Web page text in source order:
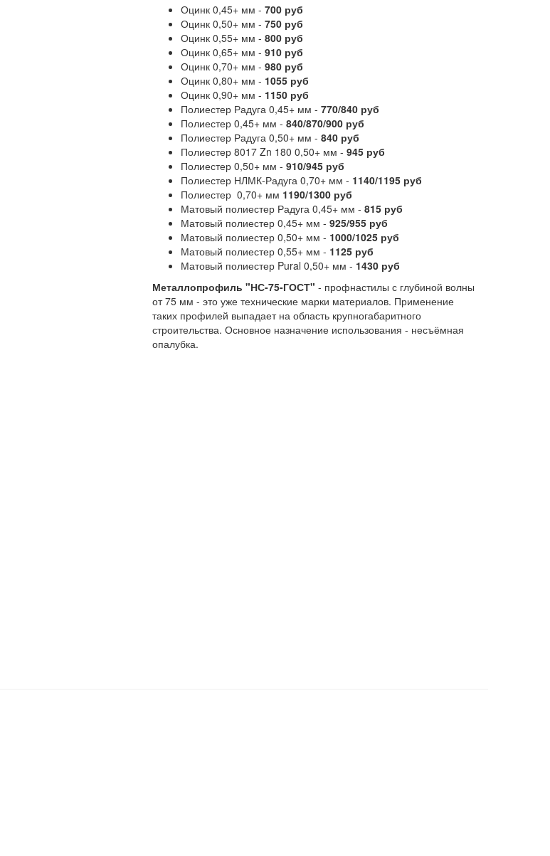
Оцинк 0,45+ мм - 700 руб
Оцинк 0,50+ мм - 750 руб
Оцинк 0,55+ мм - 800 руб
Оцинк 0,65+ мм - 910 руб
Оцинк 0,70+ мм - 980 руб
Оцинк 0,80+ мм - 1055 руб
Оцинк 0,90+ мм - 1150 руб
Полиестер Радуга 0,45+ мм - 770/840 руб
Полиестер 0,45+ мм - 840/870/900 руб
Полиестер Радуга 0,50+ мм - 840 руб
Полиестер 8017 Zn 180 0,50+ мм - 945 руб
Полиестер 0,50+ мм - 910/945 руб
Полиестер НЛМК-Радуга 0,70+ мм - 1140/1195 руб
Полиестер 0,70+ мм 1190/1300 руб
Матовый полиестер Радуга 0,45+ мм - 815 руб
Матовый полиестер 0,45+ мм - 925/955 руб
Матовый полиестер 0,50+ мм - 1000/1025 руб
Матовый полиестер 0,55+ мм - 1125 руб
Матовый полиестер Pural 0,50+ мм - 1430 руб
Металлопрофиль "НС-75-ГОСТ" - профнастилы с глубиной волны
от 75 мм - это уже технические марки материалов. Применение
таких профилей выпадает на область крупногабаритного
строительства. Основное назначение использования - несъёмная
опалубка.